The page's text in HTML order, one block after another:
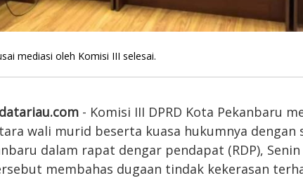
mediasi oleh Komisi III selesai.
datariau.com - Komisi III DPRD Kota Pekanbaru
wali murid beserta kuasa hukumnya dengan
dalam rapat dengar pendapat (RDP), Senin
membahas dugaan tindak kekerasan